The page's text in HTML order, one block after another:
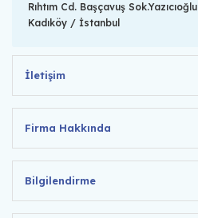
Rıhtım Cd. Başçavuş
Kadıköy / İstanbul
İletişim
Firma Hakkında
Bilgilendirme